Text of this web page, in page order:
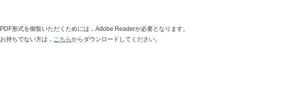
PDF形式を御覧いただくためには，Adobe Readerが必要となります。
お持ちでない方は， こちらからダウンロードしてください。